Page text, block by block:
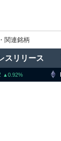
関連銘柄
スリリース
302,051.0